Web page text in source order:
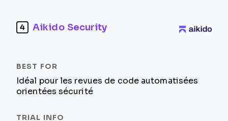
4 Aikido Security
Idéal pour les revues de code automatisées
orientées sécurité